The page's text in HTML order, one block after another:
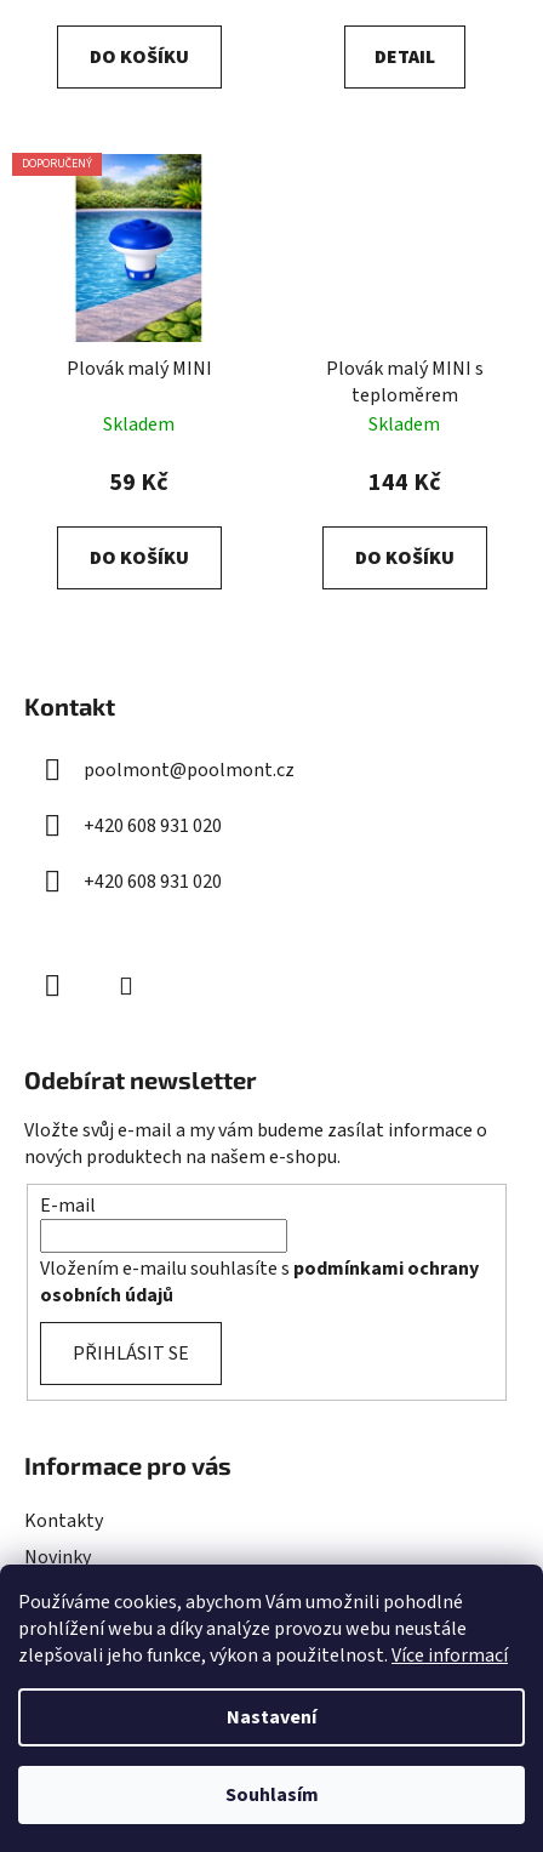
Používáme cookies, abychom Vám umožnili pohodlné
prohlížení webu a díky analýze provozu webu neustále
zlepšovali jeho funkce, výkon a použitelnost.Více informací
Nastavení
Souhlasím
DOVOLENÁ ve dnech 10.08 - 13.08.2026. Objednávky budou vyřízeny po
DO KOŠÍKU DETAIL
DOPORUČENÝ
Plovák malý MINI
Skladem
59 Kč
DO KOŠÍKU
Plovák malý MINI s
teploměrem
Skladem
144 Kč
DO KOŠÍKU
Kontakt
poolmont@poolmont.cz
+420 608 931 020
+420 608 931 020
Odebírat newsletter
Vložte svůj e-mail a my vám budeme zasílat informace o
nových produktech na našem e-shopu.
E-mail
Vložením e-mailu souhlasíte s podmínkami ochrany
osobních údajů
PŘIHLÁSIT SE
Informace pro vás
Kontakty
Novinky
Rady a Tipy
Obchodní podmínky
Podmínky ochrany osobních údajů
Vytvořil Shoptet&Upravilo
Copyright 2026PoolMont. Všechna práva vyhrazena.